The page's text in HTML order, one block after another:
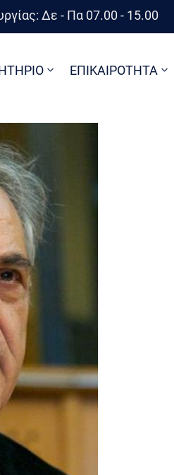
Δε - Πα 07.00 - 15.00
ΕΠΙΚΑΙΡΟΤΗΤΑ